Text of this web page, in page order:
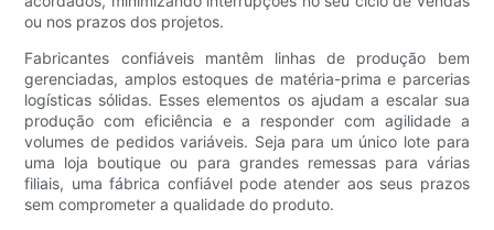
ou nos prazos dos projetos.
Fabricantes confiáveis ​​mantêm linhas de produção bem
gerenciadas, amplos estoques de matéria-prima e parcerias
logísticas sólidas. Esses elementos os ajudam a escalar sua
produção com eficiência e a responder com agilidade a
volumes de pedidos variáveis. Seja para um único lote para
uma loja boutique ou para grandes remessas para várias
filiais, uma fábrica confiável pode atender aos seus prazos
sem comprometer a qualidade do produto.